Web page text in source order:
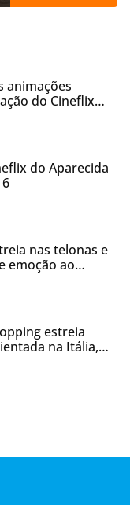
animações
do Cineflix
do Aparecida
nas telonas e
emoção ao
estreia
na Itália,
o Dia dos